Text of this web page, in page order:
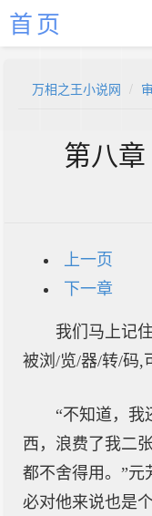
首页
万相之王小说网
第八
上一页
下一章
我们马上记
被浏/览/器/转/码,
“不知道，我
西，浪费了我二
都不舍得用。”元
必对他来说也是